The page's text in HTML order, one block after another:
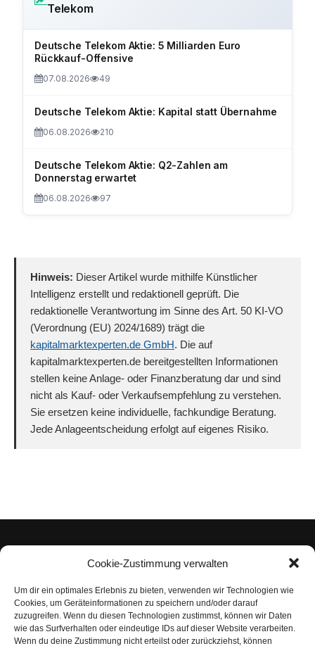
Cookie-Zustimmung verwalten
Um dir ein optimales Erlebnis zu bieten, verwenden wir Technologien wie
Cookies, um Geräteinformationen zu speichern und/oder darauf
zuzugreifen. Wenn du diesen Technologien zustimmst, können wir Daten
wie das Surfverhalten oder eindeutige IDs auf dieser Website verarbeiten.
Wenn du deine Zustimmung nicht erteilst oder zurückziehst, können
Telekom
Deutsche Telekom Aktie: 5 Milliarden Euro
Rückkauf-Offensive
07.08.2026 49
Deutsche Telekom Aktie: Kapital statt Übernahme
06.08.2026 210
Deutsche Telekom Aktie: Q2-Zahlen am
Donnerstag erwartet
06.08.2026 97
Hinweis: Dieser Artikel wurde mithilfe Künstlicher
Intelligenz erstellt und redaktionell geprüft. Die
redaktionelle Verantwortung im Sinne des Art. 50 KI-VO
(Verordnung (EU) 2024/1689) trägt die
kapitalmarktexperten.de GmbH. Die auf
kapitalmarktexperten.de bereitgestellten Informationen
stellen keine Anlage- oder Finanzberatung dar und sind
nicht als Kauf- oder Verkaufsempfehlung zu verstehen.
Sie ersetzen keine individuelle, fachkundige Beratung.
Jede Anlageentscheidung erfolgt auf eigenes Risiko.
Impressum
Datenschutzerklärung